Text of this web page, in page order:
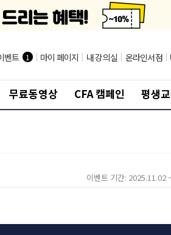
벤트 1 | 마이 페이지 | 내 강의실 | 온라인서점 |
무료동영상 CFA 캠페인 평생
이벤트 기간: 2025.11.02